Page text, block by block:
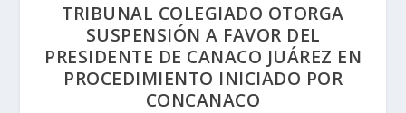
TRIBUNAL COLEGIADO OTORGA
SUSPENSIÓN A FAVOR DEL
PRESIDENTE DE CANACO JUÁREZ EN
PROCEDIMIENTO INICIADO POR
CONCANACO